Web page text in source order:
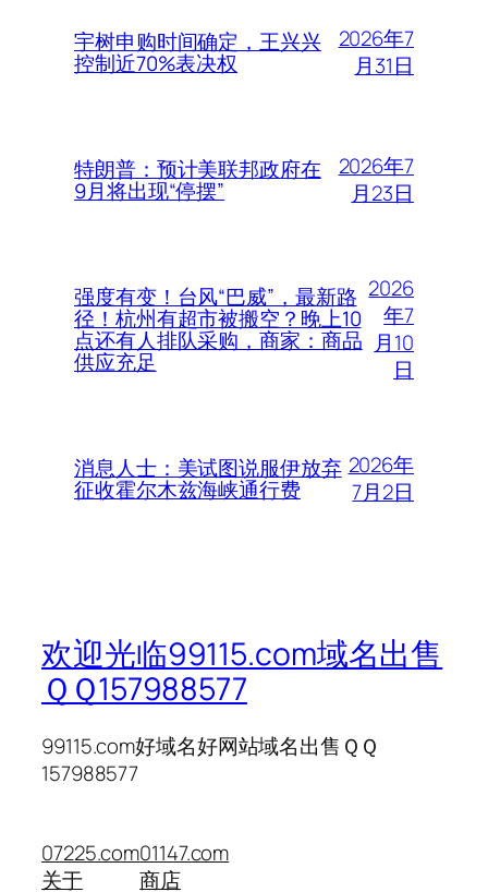
宇树申购时间确定，王兴兴
控制近70%表决权
2026年7
月31日
特朗普：预计美联邦政府在
9月将出现“停摆”
2026年7
月23日
强度有变！台风“巴威”，最新路
径！杭州有超市被搬空？晚上10
点还有人排队采购，商家：商品
供应充足
2026
年7
月10
日
消息人士：美试图说服伊放弃
征收霍尔木兹海峡通行费
2026年
7月2日
欢迎光临99115.com域名出售
ＱＱ157988577
99115.com好域名好网站域名出售ＱＱ
157988577
07225.com
关于
01147.com
商店